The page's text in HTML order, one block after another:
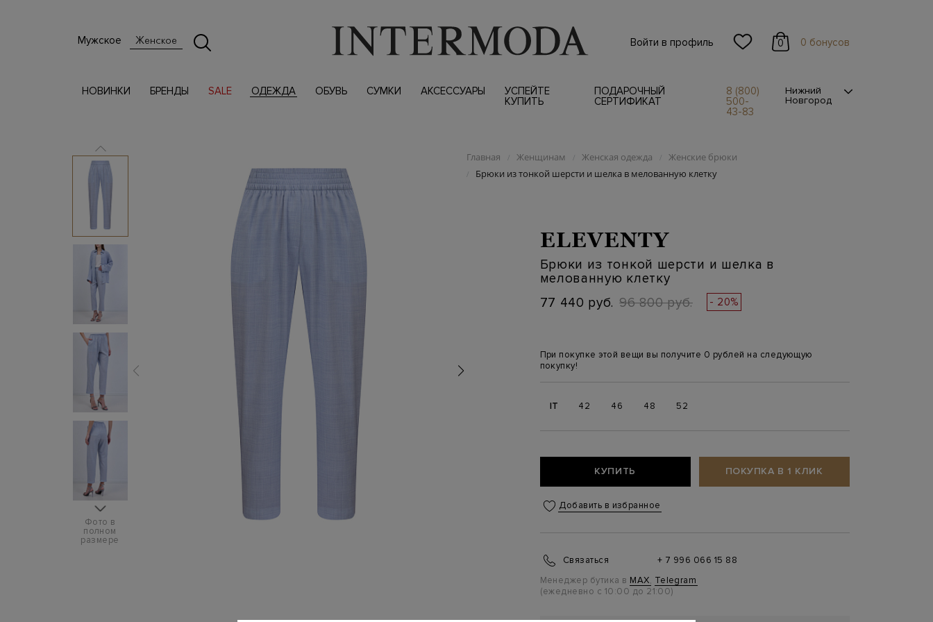
Мужское Женское Войти в профиль 0 0 бонусов
НОВИНКИ БРЕНДЫ SALE ОДЕЖДА ОБУВЬ СУМКИ АКСЕССУАРЫ
УСПЕЙТЕ
КУПИТЬ
ПОДАРОЧНЫЙ
СЕРТИФИКАТ
8 (800)
500-
43-83
Нижний
Новгород
Фото в
полном
размере
Главная / Женщинам / Женская одежда / Женские брюки
/ Брюки из тонкой шерсти и шелка в мелованную клетку
ELEVENTY
Брюки из тонкой шерсти и шелка в
мелованную клетку
77 440 руб. 96 800 руб. - 20%
При покупке этой вещи вы получите 0 рублей на следующую
покупку!
IT 42 46 48 52
КУПИТЬ ПОКУПКА В 1 КЛИК
Добавить в избранное
Связаться
+ 7 996 066 15 88
Менеджер бутика в MAX, Telegram
(ежедневно с 10:00 до 21:00)